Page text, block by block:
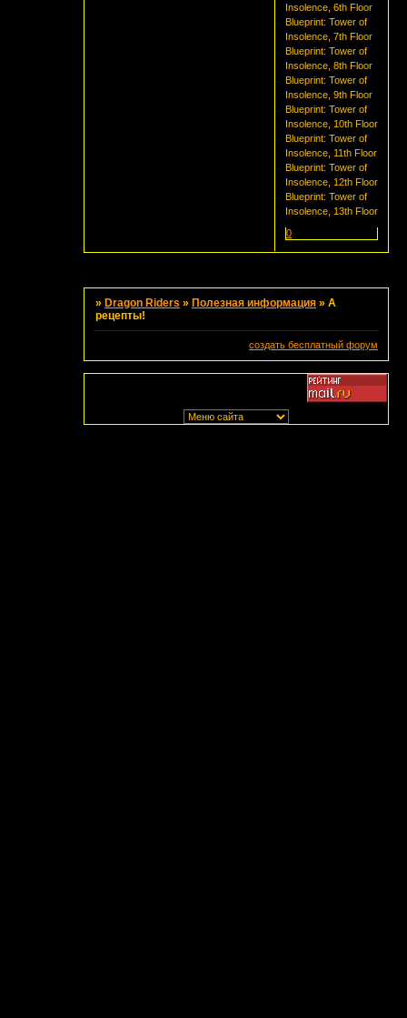
Insolence, 6th Floor
Blueprint: Tower of
Insolence, 7th Floor
Blueprint: Tower of
Insolence, 8th Floor
Blueprint: Tower of
Insolence, 9th Floor
Blueprint: Tower of
Insolence, 10th Floor
Blueprint: Tower of
Insolence, 11th Floor
Blueprint: Tower of
Insolence, 12th Floor
Blueprint: Tower of
Insolence, 13th Floor
0
» Dragon Riders » Полезная информация »А
рецепты!
создать бесплатный форум